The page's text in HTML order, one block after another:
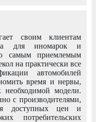
своим клиентам
для иномарок и
самым приемлемым
на практически все
автомобилей
время и нервы,
необходимой модели.
с производителями,
доступных цен и
потребительских